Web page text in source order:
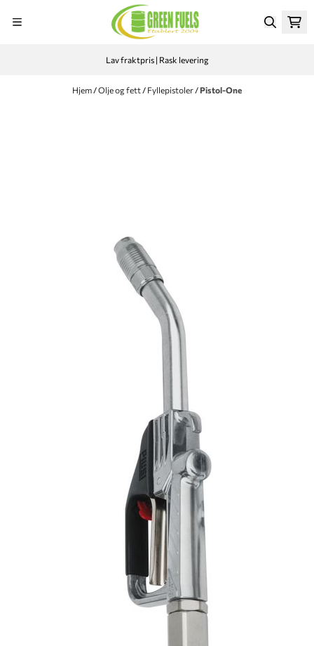
Lav fraktpris | Rask levering
Hjem /Olje og fett / Fyllepistoler /Pistol-One